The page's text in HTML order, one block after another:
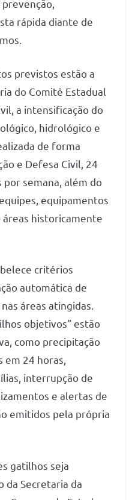
rápida diante de
previstos estão a
do Comitê Estadual
a intensificação do
hidrológico e
de forma
e Defesa Civil, 24
por semana, além do
equipamentos
historicamente
critérios
automática de
áreas atingidas.
objetivos” estão
como precipitação
24 horas,
interrupção de
e alertas de
emitidos pela própria
gatilhos seja
Secretaria da